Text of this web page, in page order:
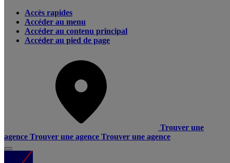
Accès rapides
Accéder au menu
Accéder au contenu principal
Accéder au pied de page
Trouver une
agence Trouver une agence Trouver une agence